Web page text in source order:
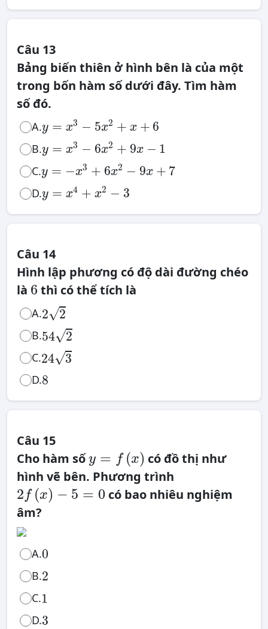
Câu 13
Bảng biến thiên ở hình bên là của một
trong bốn hàm số dưới đây. Tìm hàm
số đó.
A.y = x3 − 5x2 + x + 6
− 2 x 6
B.y = x3 − 6x2 + 9x − 1
− 2+ 9 − 1
C.y = −x3 + 6x2 − 9x + 7
+6 x 2− 9 7
D.y = x4 + x2 − 3
+ 2 3
Câu 14
Hình lập phương có độ dài đường chéo
là 6
6 thì có thể tích là
A.2√2
2
B.54√2
54
C.24√3
24
D.8
8
Câu 15
Cho hàm sốy = f (x)
y
=
f
(x)
có đồ thị như
hình vẽ bên. Phương trình
2 f (x) − 5 = 0
2
f
(x)
−
5
=
0
có bao nhiêu nghiệm
âm?
A.0
0
B.2
2
C.1
1
D.3
3